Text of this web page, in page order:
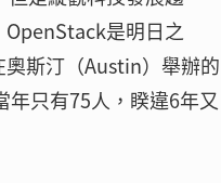
是明日之
斯汀（Austin）舉辦的
只有75人，睽違6年又